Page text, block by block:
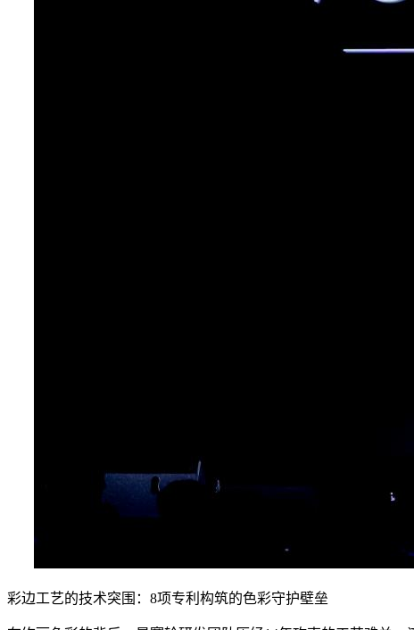
彩边工艺的技术突围：8项专利构筑的色彩守护壁垒